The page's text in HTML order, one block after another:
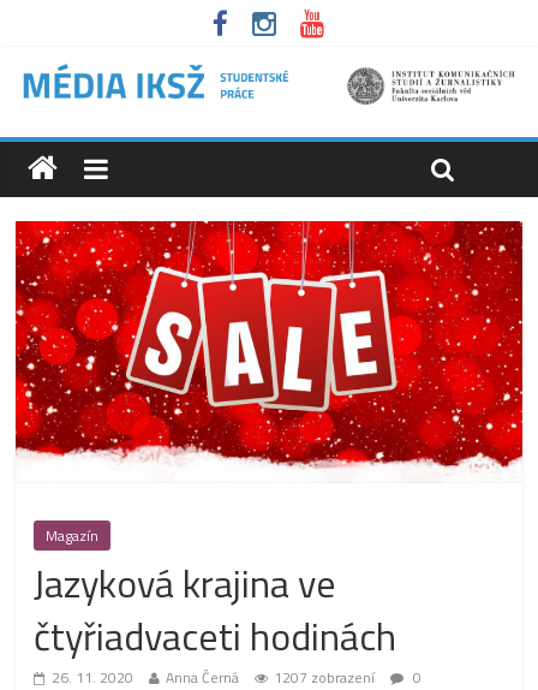
Magazín
Jazyková krajina ve
čtyřiadvaceti hodinách
26. 11. 2020 Anna Černá 1207 zobrazení
0